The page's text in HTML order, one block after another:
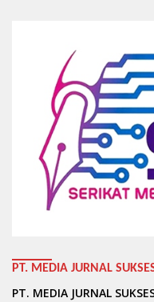
PT. MEDIA JURNAL
PT. MEDIA JURNAL